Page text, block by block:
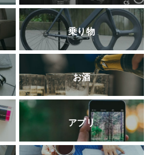
乗り物
お酒
アプリ